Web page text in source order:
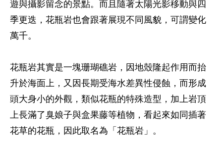
遊與攝影留念的景點。而且隨著太陽光影移動與四
季更迭，花瓶岩也會跟著展現不同風貌，可謂變化
萬千。
花瓶岩其實是一塊珊瑚礁岩，因地殼隆起作用而抬
升於海面上，又因長期受海水差異性侵蝕，而形成
頭大身小的外觀，類似花瓶的特殊造型，加上岩頂
上長滿了臭娘子與盒果藤等植物，看起來如同插著
花草的花瓶，因此取名為「花瓶岩」。